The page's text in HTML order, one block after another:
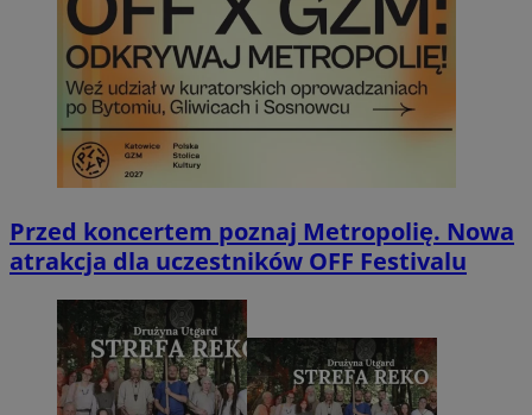
Przed koncertem poznaj Metropolię. Nowa
atrakcja dla uczestników OFF Festivalu